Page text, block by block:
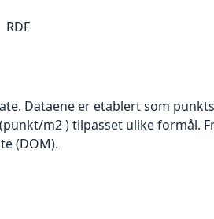
RDF
Dataene er etablert som
m2 ) tilpasset ulike formål.
(DOM).